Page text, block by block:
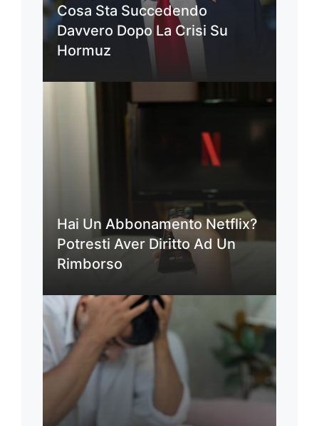
Cosa Sta Succedendo
Davvero Dopo La Crisi Su
Hormuz
Hai Un Abbonamento Netflix?
Potresti Aver Diritto Ad Un
Rimborso